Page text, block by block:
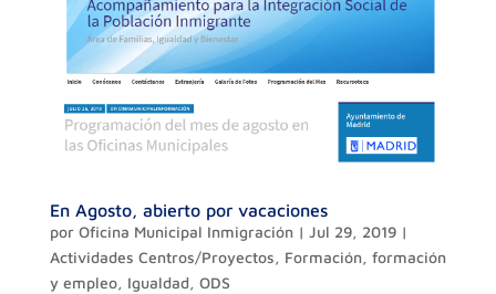
En Agosto, abierto por vacaciones
por Oficina Municipal Inmigración| Jul 29, 2019|
Actividades Centros/Proyectos, Formación, formación
y empleo, Igualdad, ODS